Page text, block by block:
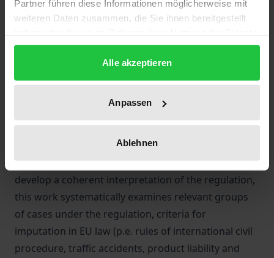
Partner führen diese Informationen möglicherweise mit
weiteren Daten zusammen, die Sie ihnen bereitgestellt
gesammelt haben.
Alle akzeptieren
Anpassen
Ablehnen
Description
The Rome II regulation contains no coherent
concept for multiple tortfeasors in private
international tort law. This regards a deviation in the
several tortfeasors for objective or subjective
reasons, imputation if there are several places
where the damage or the event giving rise to it
occurred, and questions of compensation. To
develop a coherent interpretation of the regulation,
this work systematically examines relevant groups
of cases under the regulation, criteria for
imputation in EU law (p.e. rules of international civil
procedure, traffic accidents, product liability and